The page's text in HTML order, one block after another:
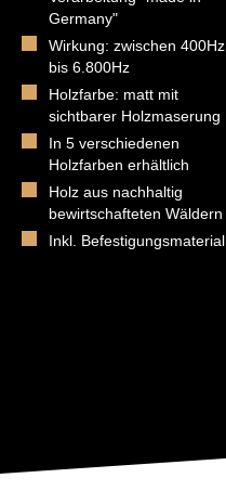
Germany"
Wirkung: zwischen 400Hz
bis 6.800Hz
Holzfarbe: matt mit
sichtbarer Holzmaserung
In 5 verschiedenen
Holzfarben erhältlich
Holz aus nachhaltig
bewirtschafteten Wäldern
Inkl. Befestigungsmaterial